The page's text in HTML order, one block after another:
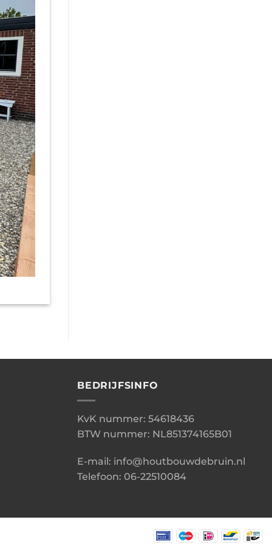
BEDRIJFSINFO
KvK nummer: 54618436
BTW nummer: NL851374165B01
E-mail: info@houtbouwdebruin.nl
Telefoon: 06-22510084